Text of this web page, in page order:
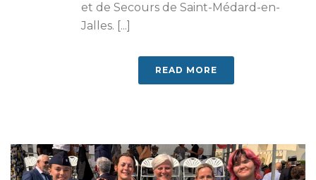
et de Secours de Saint-Médard-en-
Jalles. [...]
READ MORE